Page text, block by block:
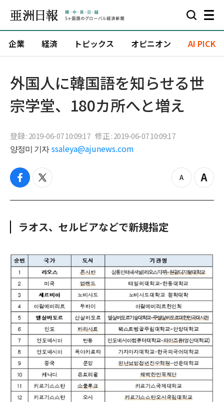
企業 経済 トピックス オピニオン AI PICK
外国人に韓国語を知らせる世
宗学堂、180カ所へと増え
登録 : 2019-06-07 10:09:17 修正 : 2019-06-07 10:09:17
양정미 기자 ssaleya@ajunews.com
f
c
o
t
i
e
z
o
Z
o
ラオス、セルビアなどで新規指定